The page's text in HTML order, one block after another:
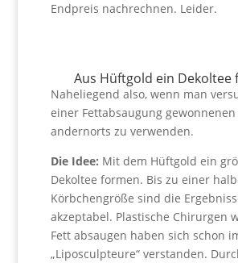
Endpreis nachrechnen. Leider.
Aus Hüftgold ein Dekoltee
Naheliegend also, wenn man
einer Fettabsaugung
andernorts zu verwenden.
Die Idee: Mit dem Hüftgold ein
Dekoltee formen. Bis zu einer
Körbchengröße sind die
akzeptabel. Plastische Chirurgen
Fett absaugen haben sich schon
„Liposculpteure“ verstanden.